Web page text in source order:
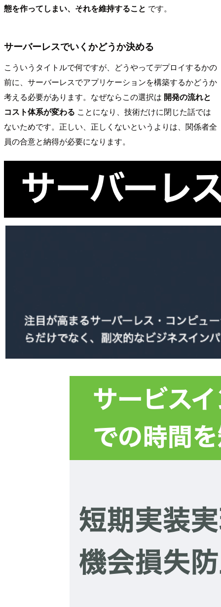
態を作ってしまい、それを維持すること です。
サーバーレスでいくかどうか決める
こういうタイトルで何ですが、どうやってデプロイするかの
前に、サーバーレスでアプリケーションを構築するかどうか
考える必要があります。なぜならこの選択は 開発の流れと
コスト体系が変わる ことになり、技術だけに閉じた話では
ないためです。正しい、正しくないというよりは、関係者全
員の合意と納得が必要になります。